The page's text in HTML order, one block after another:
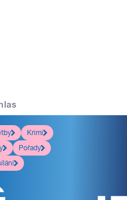
Krimi
Pořady